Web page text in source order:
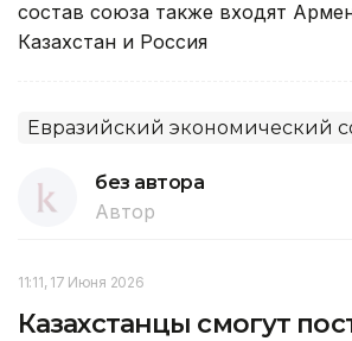
состав союза также входят
Казахстан и Россия
Евразийский экономический
без автора
Автор
11:11, 17 Июня 2026
Казахстанцы смогут